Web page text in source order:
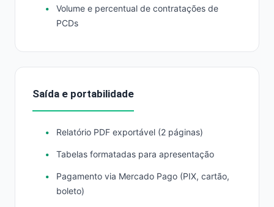
Volume e percentual de contratações de
PCDs
Saída e portabilidade
Relatório PDF exportável (2 páginas)
Tabelas formatadas para apresentação
Pagamento via Mercado Pago (PIX, cartão,
boleto)